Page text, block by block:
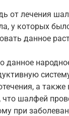
от лечения
у которых
данное
данное
а
шалфей
при